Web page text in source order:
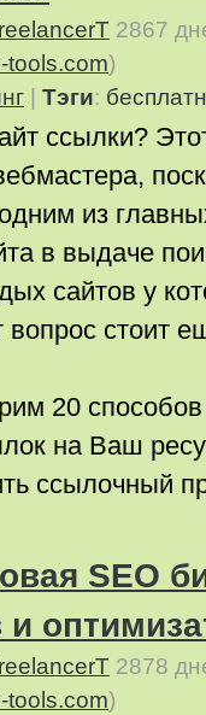
2867
tools.com)
Тэги:
ссылки?
из
в выдаче
сайтов у
вопрос стоит
20
на Ваш
ссылочный
SEO
и
2878
tools.com)